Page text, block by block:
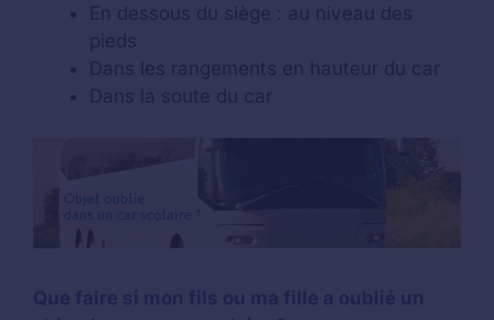
En dessous du siège : au niveau des
pieds
Dans les rangements en hauteur du car
Dans la soute du car